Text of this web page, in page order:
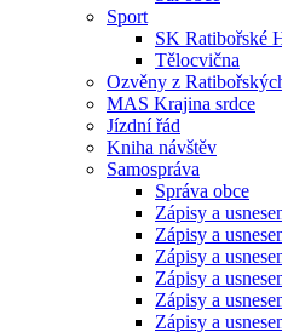
Sport
SK Ratibořské
Tělocvična
Ozvěny z
MAS Krajina srdce
Jízdní řád
Kniha návštěv
Samospráva
Správa obce
Zápisy a
Zápisy a
Zápisy a
Zápisy a
Zápisy a
Zápisy a